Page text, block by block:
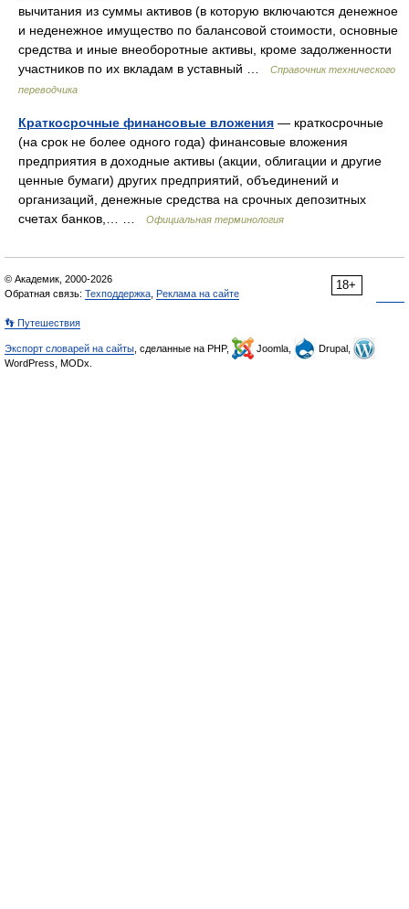
вычитания из суммы активов (в которую включаются денежное
и неденежное имущество по балансовой стоимости, основные
средства и иные внеоборотные активы, кроме задолженности
участников по их вкладам в уставный …
Справочник технического
переводчика
Краткосрочные финансовые вложения — краткосрочные
(на срок не более одного года) финансовые вложения
предприятия в доходные активы (акции, облигации и другие
ценные бумаги) других предприятий, объединений и
организаций, денежные средства на срочных депозитных
счетах банков,… …
Официальная терминология
18+
© Академик, 2000-2026
Обратная связь: Техподдержка Реклама на сайте
👣 Путешествия
Экспорт словарей на сайты , сделанные на PHP, Joomla,
Drupal,
WordPress, MODx.